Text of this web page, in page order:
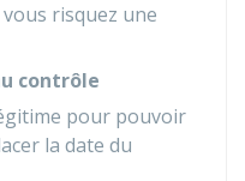
risquez une
contrôle
pour pouvoir
la date du